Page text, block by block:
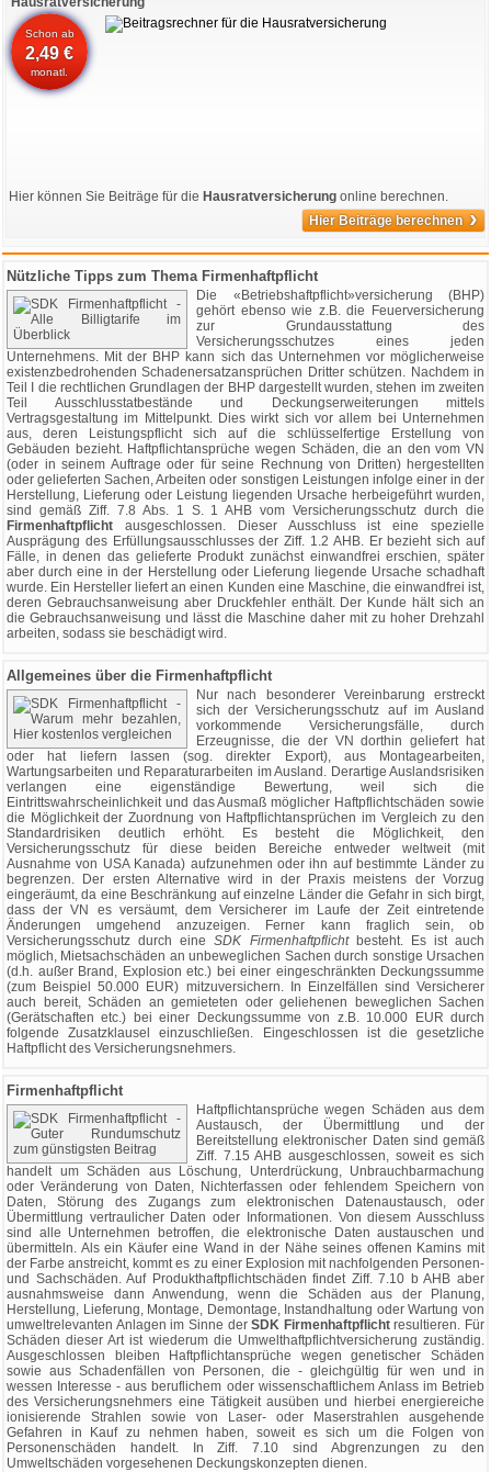
Schon ab
2,49 €
monatl.
Hier können Sie Beiträge für die Hausratversicherung online berechnen.
Hier Beiträge berechnen ›
Nützliche Tipps zum Thema Firmenhaftpflicht
Die «Betriebshaftpflicht»versicherung (BHP)
gehört ebenso wie z.B. die Feuerversicherung
zur Grundausstattung des
Versicherungsschutzes eines jeden
Unternehmens. Mit der BHP kann sich das Unternehmen vor möglicherweise
existenzbedrohenden Schadenersatzansprüchen Dritter schützen. Nachdem in
Teil I die rechtlichen Grundlagen der BHP dargestellt wurden, stehen im zweiten
Teil Ausschlusstatbestände und Deckungserweiterungen mittels
Vertragsgestaltung im Mittelpunkt. Dies wirkt sich vor allem bei Unternehmen
aus, deren Leistungspflicht sich auf die schlüsselfertige Erstellung von
Gebäuden bezieht. Haftpflichtansprüche wegen Schäden, die an den vom VN
(oder in seinem Auftrage oder für seine Rechnung von Dritten) hergestellten
oder gelieferten Sachen, Arbeiten oder sonstigen Leistungen infolge einer in der
Herstellung, Lieferung oder Leistung liegenden Ursache herbeigeführt wurden,
sind gemäß Ziff. 7.8 Abs. 1 S. 1 AHB vom Versicherungsschutz durch die
Firmenhaftpflicht ausgeschlossen. Dieser Ausschluss ist eine spezielle
Ausprägung des Erfüllungsausschlusses der Ziff. 1.2 AHB. Er bezieht sich auf
Fälle, in denen das gelieferte Produkt zunächst einwandfrei erschien, später
aber durch eine in der Herstellung oder Lieferung liegende Ursache schadhaft
wurde. Ein Hersteller liefert an einen Kunden eine Maschine, die einwandfrei ist,
deren Gebrauchsanweisung aber Druckfehler enthält. Der Kunde hält sich an
die Gebrauchsanweisung und lässt die Maschine daher mit zu hoher Drehzahl
arbeiten, sodass sie beschädigt wird.
Allgemeines über die Firmenhaftpflicht
Nur nach besonderer Vereinbarung erstreckt
sich der Versicherungsschutz auf im Ausland
vorkommende Versicherungsfälle, durch
Erzeugnisse, die der VN dorthin geliefert hat
oder hat liefern lassen (sog. direkter Export), aus Montagearbeiten,
Wartungsarbeiten und Reparaturarbeiten im Ausland. Derartige Auslandsrisiken
verlangen eine eigenständige Bewertung, weil sich die
Eintrittswahrscheinlichkeit und das Ausmaß möglicher Haftpflichtschäden sowie
die Möglichkeit der Zuordnung von Haftpflichtansprüchen im Vergleich zu den
Standardrisiken deutlich erhöht. Es besteht die Möglichkeit, den
Versicherungsschutz für diese beiden Bereiche entweder weltweit (mit
Ausnahme von USA Kanada) aufzunehmen oder ihn auf bestimmte Länder zu
begrenzen. Der ersten Alternative wird in der Praxis meistens der Vorzug
eingeräumt, da eine Beschränkung auf einzelne Länder die Gefahr in sich birgt,
dass der VN es versäumt, dem Versicherer im Laufe der Zeit eintretende
Änderungen umgehend anzuzeigen. Ferner kann fraglich sein, ob
Versicherungsschutz durch eineSDK Firmenhaftpflicht besteht. Es ist auch
möglich, Mietsachschäden an unbeweglichen Sachen durch sonstige Ursachen
(d.h. außer Brand, Explosion etc.) bei einer eingeschränkten Deckungssumme
(zum Beispiel 50.000 EUR) mitzuversichern. In Einzelfällen sind Versicherer
auch bereit, Schäden an gemieteten oder geliehenen beweglichen Sachen
(Gerätschaften etc.) bei einer Deckungssumme von z.B. 10.000 EUR durch
folgende Zusatzklausel einzuschließen. Eingeschlossen ist die gesetzliche
Haftpflicht des Versicherungsnehmers.
Firmenhaftpflicht
Haftpflichtansprüche wegen Schäden aus dem
Austausch, der Übermittlung und der
Bereitstellung elektronischer Daten sind gemäß
Ziff. 7.15 AHB ausgeschlossen, soweit es sich
handelt um Schäden aus Löschung, Unterdrückung, Unbrauchbarmachung
oder Veränderung von Daten, Nichterfassen oder fehlendem Speichern von
Daten, Störung des Zugangs zum elektronischen Datenaustausch, oder
Übermittlung vertraulicher Daten oder Informationen. Von diesem Ausschluss
sind alle Unternehmen betroffen, die elektronische Daten austauschen und
übermitteln. Als ein Käufer eine Wand in der Nähe seines offenen Kamins mit
der Farbe anstreicht, kommt es zu einer Explosion mit nachfolgenden Personen-
und Sachschäden. Auf Produkthaftpflichtschäden findet Ziff. 7.10 b AHB aber
ausnahmsweise dann Anwendung, wenn die Schäden aus der Planung,
Herstellung, Lieferung, Montage, Demontage, Instandhaltung oder Wartung von
umweltrelevanten Anlagen im Sinne derSDK Firmenhaftpflichtresultieren. Für
Schäden dieser Art ist wiederum die Umwelthaftpflichtversicherung zuständig.
Ausgeschlossen bleiben Haftpflichtansprüche wegen genetischer Schäden
sowie aus Schadenfällen von Personen, die - gleichgültig für wen und in
wessen Interesse - aus beruflichem oder wissenschaftlichem Anlass im Betrieb
des Versicherungsnehmers eine Tätigkeit ausüben und hierbei energiereiche
ionisierende Strahlen sowie von Laser- oder Maserstrahlen ausgehende
Gefahren in Kauf zu nehmen haben, soweit es sich um die Folgen von
Personenschäden handelt. In Ziff. 7.10 sind Abgrenzungen zu den
Umweltschäden vorgesehenen Deckungskonzepten dienen.